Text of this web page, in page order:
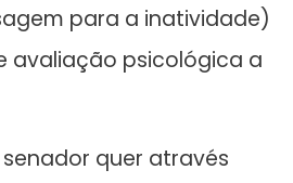
para a inatividade)
avaliação psicológica a
quer através